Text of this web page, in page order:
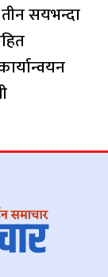
सयभन्दा